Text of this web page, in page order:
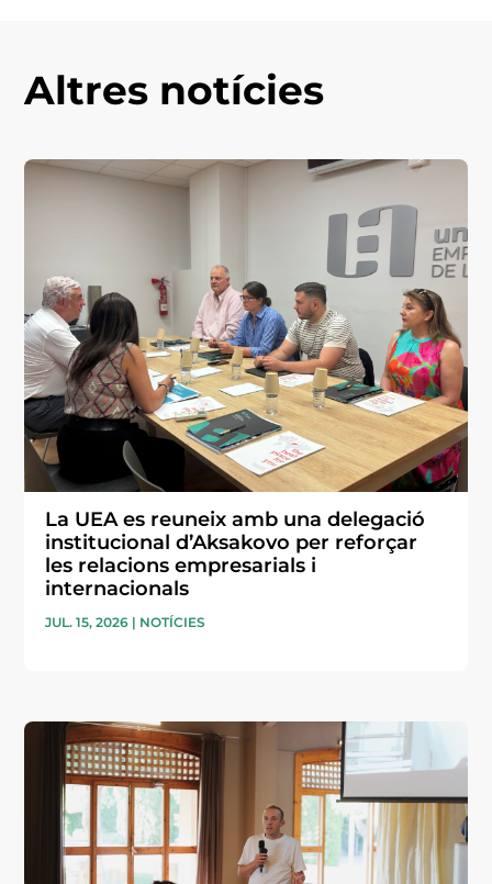
Altres notícies
La UEA es reuneix amb una delegació
institucional d’Aksakovo per reforçar
les relacions empresarials i
internacionals
JUL. 15, 2026 | NOTÍCIES